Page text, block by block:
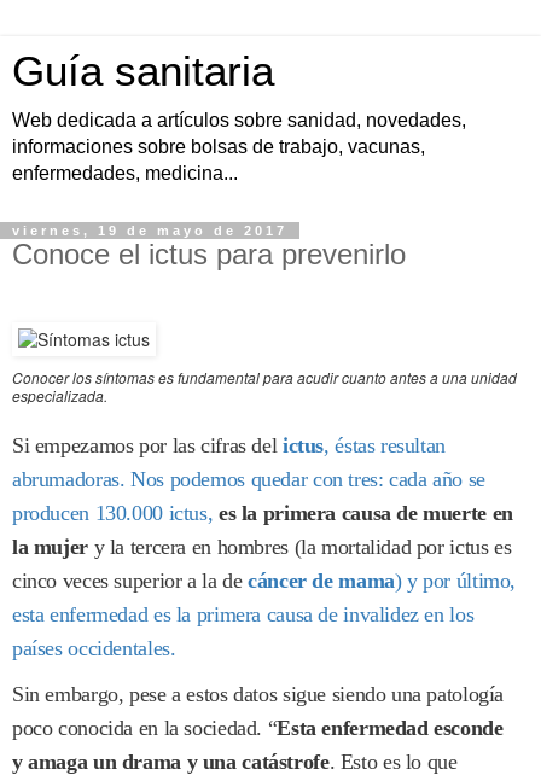
Guía sanitaria
Web dedicada a artículos sobre sanidad, novedades,
informaciones sobre bolsas de trabajo, vacunas,
enfermedades, medicina...
viernes, 19 de mayo de 2017
Conoce el ictus para prevenirlo
Conocer los síntomas es fundamental para acudir cuanto antes a una unidad
especializada.
Si empezamos por las cifras del ictus, éstas resultan
abrumadoras. Nos podemos quedar con tres: cada año se
producen 130.000 ictus, es la primera causa de muerte en
la mujer y la tercera en hombres (la mortalidad por ictus es
cinco veces superior a la decáncer de mama) y por último,
esta enfermedad es la primera causa de invalidez en los
países occidentales.
Sin embargo, pese a estos datos sigue siendo una patología
poco conocida en la sociedad. “Esta enfermedad esconde
y amaga un drama y una catástrofe. Esto es lo que